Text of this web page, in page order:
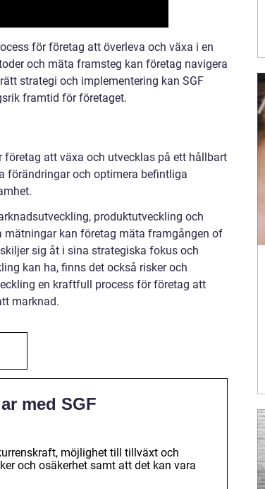
för företag att överleva och växa i en
och mäta framsteg kan företag navigera
strategi och implementering kan SGF
framtid för företaget.
att växa och utvecklas på ett hållbart
förändringar och optimera befintliga
produktutveckling och
kan företag mäta framgången of
sig åt i sina strategiska fokus och
kan ha, finns det också risker och
en kraftfull process för företag att
marknad.
med SGF
möjlighet till tillväxt och
och osäkerhet samt att det kan vara